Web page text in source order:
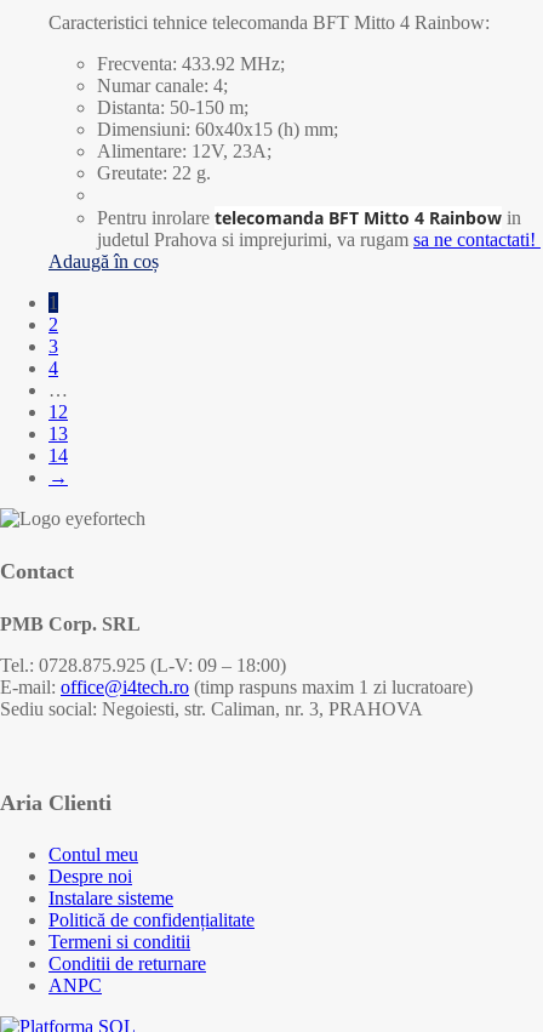
Caracteristici tehnice telecomanda BFT Mitto 4 Rainbow:
Frecventa: 433.92 MHz;
Numar canale: 4;
Distanta: 50-150 m;
Dimensiuni: 60x40x15 (h) mm;
Alimentare: 12V, 23A;
Greutate: 22 g.
Pentru inrolare telecomanda BFT Mitto 4 Rainbow in
judetul Prahova si imprejurimi, va rugam sa ne contactati!
Adaugă în coș
1
2
3
4
…
12
13
14
→
Contact
PMB Corp. SRL
Tel.: 0728.875.925 (L-V: 09 – 18:00)
E-mail: office@i4tech.ro (timp raspuns maxim 1 zi lucratoare)
Sediu social: Negoiesti, str. Caliman, nr. 3, PRAHOVA
Aria Clienti
Contul meu
Despre noi
Instalare sisteme
Politică de confidențialitate
Termeni si conditii
Conditii de returnare
ANPC